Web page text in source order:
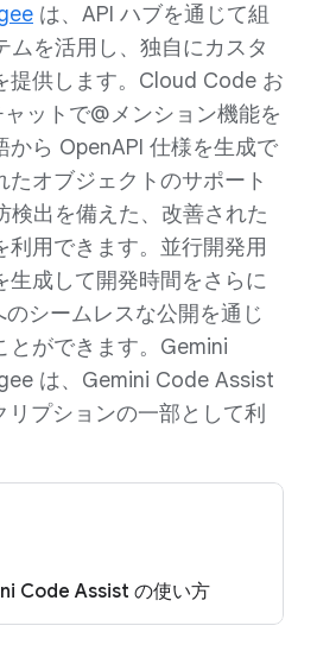
は、API ハブを通じて組
ムを活用し、独自にカスタ
提供します。Cloud Code お
ットで@メンション機能を
から OpenAPI 仕様を生成で
たオブジェクトのサポート
検出を備えた、改善された
利用できます。並行開発用
生成して開発時間をさらに
のシームレスな公開を通じ
とができます。Gemini
は、Gemini Code Assist
プションの一部として利
Code Assist の使い方